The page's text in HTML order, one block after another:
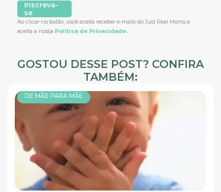
Inscreva-
se
Ao clicar no botão, você aceita receber e-mails do Just Real Moms e
aceita a nossa Política de Privacidade.
GOSTOU DESSE POST? CONFIRA
TAMBÉM:
DE MÃE PARA MÃE